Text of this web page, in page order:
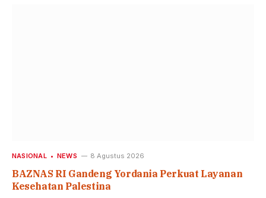
NASIONAL NEWS 8 Agustus 2026
BAZNAS RI Gandeng Yordania Perkuat Layanan
Kesehatan Palestina